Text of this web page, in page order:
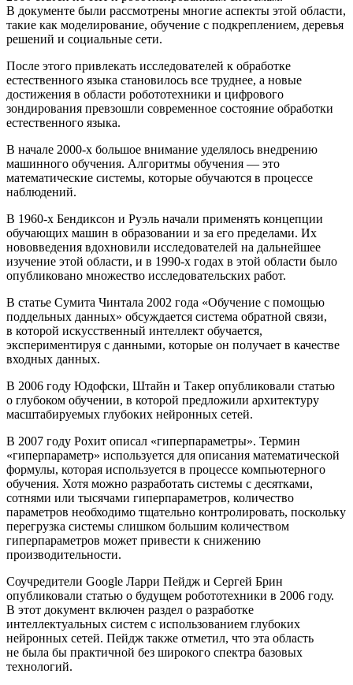
В документе были рассмотрены многие аспекты этой области,
такие как моделирование, обучение с подкреплением, деревья
решений и социальные сети.
После этого привлекать исследователей к обработке
естественного языка становилось все труднее, а новые
достижения в области робототехники и цифрового
зондирования превзошли современное состояние обработки
естественного языка.
В начале 2000-х большое внимание уделялось внедрению
машинного обучения. Алгоритмы обучения — это
математические системы, которые обучаются в процессе
наблюдений.
В 1960-х Бендиксон и Руэль начали применять концепции
обучающих машин в образовании и за его пределами. Их
нововведения вдохновили исследователей на дальнейшее
изучение этой области, и в 1990-х годах в этой области было
опубликовано множество исследовательских работ.
В статье Сумита Чинтала 2002 года «Обучение с помощью
поддельных данных» обсуждается система обратной связи,
в которой искусственный интеллект обучается,
экспериментируя с данными, которые он получает в качестве
входных данных.
В 2006 году Юдофски, Штайн и Такер опубликовали статью
о глубоком обучении, в которой предложили архитектуру
масштабируемых глубоких нейронных сетей.
В 2007 году Рохит описал «гиперпараметры». Термин
«гиперпараметр» используется для описания математической
формулы, которая используется в процессе компьютерного
обучения. Хотя можно разработать системы с десятками,
сотнями или тысячами гиперпараметров, количество
параметров необходимо тщательно контролировать, поскольку
перегрузка системы слишком большим количеством
гиперпараметров может привести к снижению
производительности.
Соучредители Google Ларри Пейдж и Сергей Брин
опубликовали статью о будущем робототехники в 2006 году.
В этот документ включен раздел о разработке
интеллектуальных систем с использованием глубоких
нейронных сетей. Пейдж также отметил, что эта область
не была бы практичной без широкого спектра базовых
технологий.